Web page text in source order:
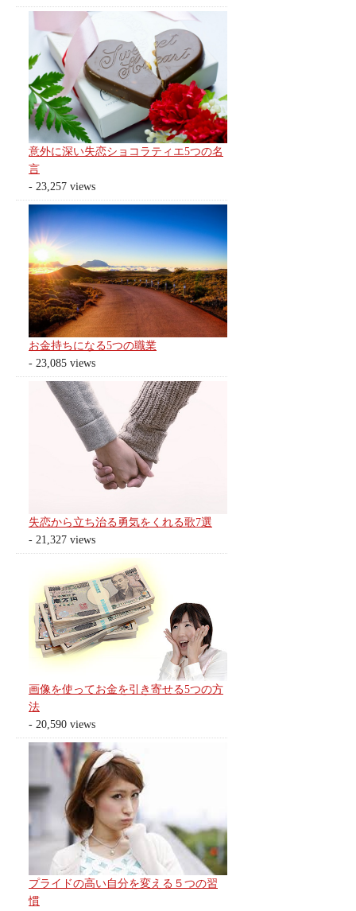
意外に深い失恋ショコラティエ5つの名
言
- 23,257 views
お金持ちになる5つの職業
- 23,085 views
失恋から立ち治る勇気をくれる歌7選
- 21,327 views
画像を使ってお金を引き寄せる5つの方
法
- 20,590 views
プライドの高い自分を変える５つの習
慣